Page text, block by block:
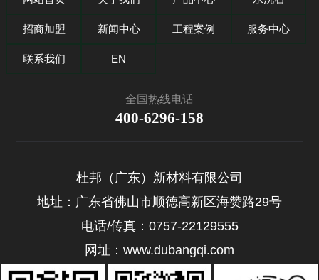
招商加盟 新闻中心 工程案例 服务中心
联系我们 EN
全国热线电话
400-6296-158
杜邦（广东）新材料有限公司
地址：广东省佛山市顺德高新区海赞路29号
电话/传真：0757-22129555
网址：www.dubangqi.com